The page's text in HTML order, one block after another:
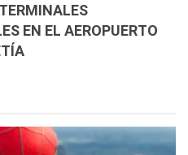
EN EL AEROPUERTO